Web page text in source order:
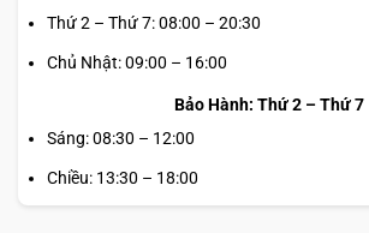
Thứ 2 – Thứ 7: 08:00 – 20:30
Chủ Nhật: 09:00 – 16:00
Bảo Hành: Thứ 2 – Thứ 7
Sáng: 08:30 – 12:00
Chiều: 13:30 – 18:00